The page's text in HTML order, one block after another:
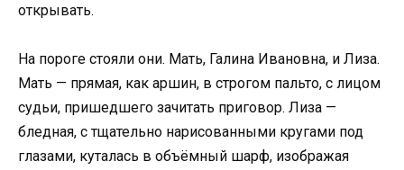
открывать.
На пороге стояли они. Мать, Галина Ивановна, и Лиза.
Мать — прямая, как аршин, в строгом пальто, с лицом
судьи, пришедшего зачитать приговор. Лиза —
бледная, с тщательно нарисованными кругами под
глазами, куталась в объёмный шарф, изображая